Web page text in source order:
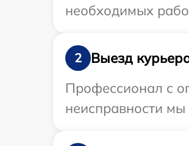
необходимых
2
Выезд
Профессионал с
неисправности мы